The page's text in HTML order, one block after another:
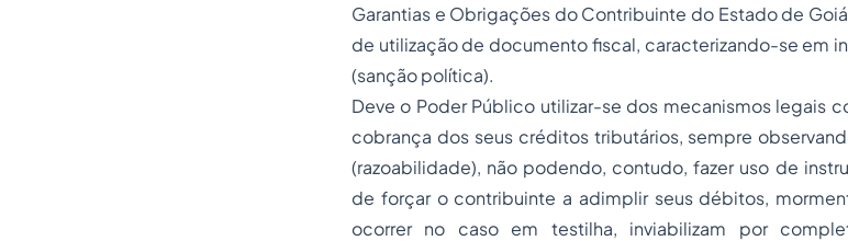
Garantias e Obrigações do Contribuinte do Estado de
de utilização de documento fiscal, caracterizando-se em
(sanção política).
Deve o Poder Público utilizar-se dos mecanismos legais
cobrança dos seus créditos tributários, sempre
(razoabilidade), não podendo, contudo, fazer uso de
de forçar o contribuinte a adimplir seus débitos,
ocorrer no caso em testilha, inviabilizam por